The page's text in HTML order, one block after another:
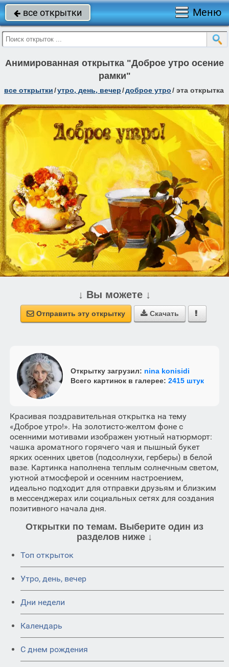
 все открытки Меню
Анимированная открытка "Доброе утро осение
рамки"
все открытки/утро, день, вечер/доброе утро/ эта открытка
↓ Вы можете ↓
 Отправить эту открытку  Скачать 
Открытку загрузил: nina konisidi
Всего картинок в галерее: 2415 штук
Красивая поздравительная открытка на тему
«Доброе утро!». На золотисто-желтом фоне с
осенними мотивами изображен уютный натюрморт:
чашка ароматного горячего чая и пышный букет
ярких осенних цветов (подсолнухи, герберы) в белой
вазе. Картинка наполнена теплым солнечным светом,
уютной атмосферой и осенним настроением,
идеально подходит для отправки друзьям и близким
в мессенджерах или социальных сетях для создания
позитивного начала дня.
Открытки по темам. Выберите один из
разделов ниже ↓
Топ открыток
Утро, день, вечер
Дни недели
Календарь
C днем рождения